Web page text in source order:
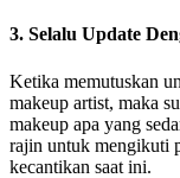
3. Selalu Update
Ketika memutuskan
makeup artist, maka
makeup apa yang
rajin untuk mengikuti
kecantikan saat ini.